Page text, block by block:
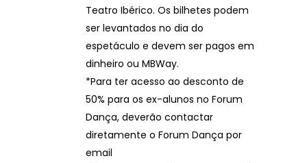
Teatro Ibérico. Os bilhetes podem
ser levantados no dia do
espetáculo e devem ser pagos em
dinheiro ou MBWay.
*Para ter acesso ao desconto de
50% para os ex-alunos no Forum
Dança, deverão contactar
diretamente o Forum Dança por
email